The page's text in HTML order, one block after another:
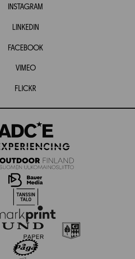
INSTAGRAM
LINKEDIN
FACEBOOK
VIMEO
FLICKR